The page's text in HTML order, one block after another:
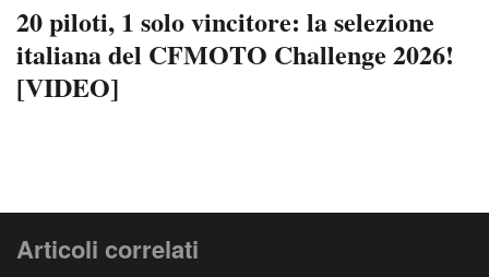
20 piloti, 1 solo vincitore: la selezione
italiana del CFMOTO Challenge 2026!
[VIDEO]
Articoli correlati